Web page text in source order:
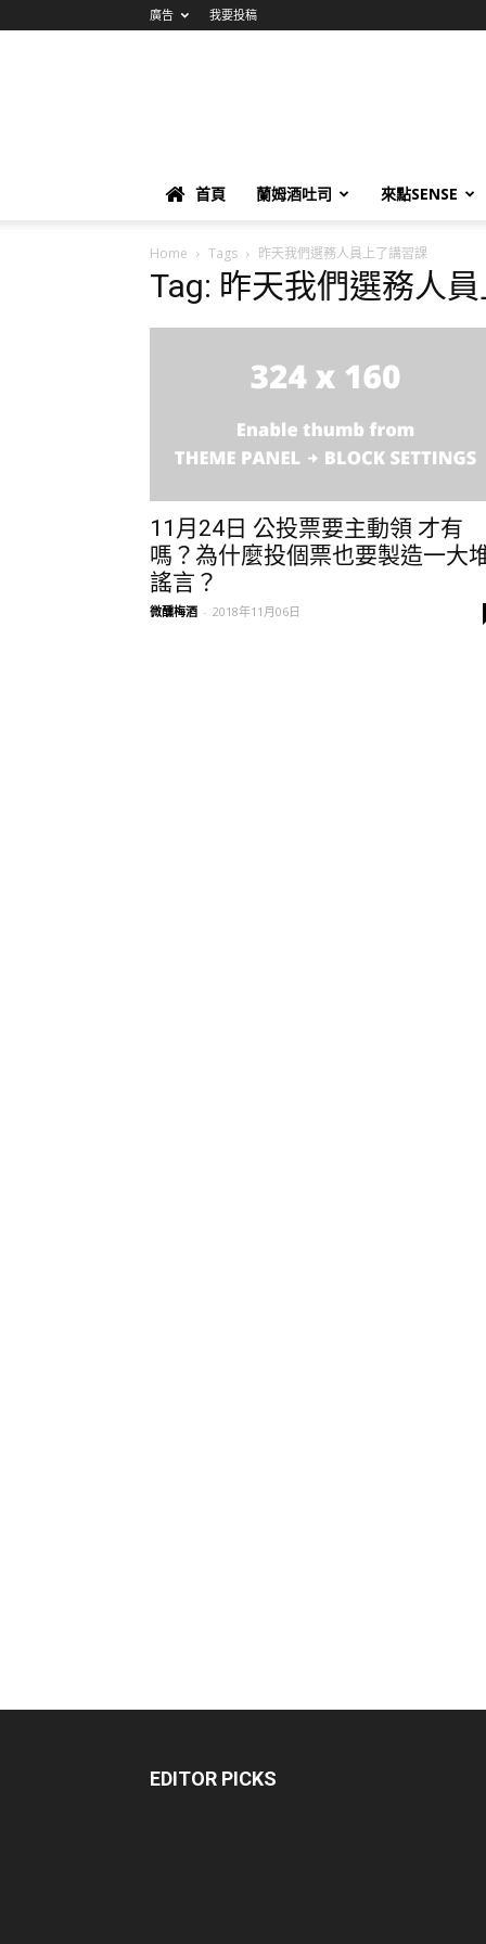
廣告 我要投稿
首頁 蘭姆酒吐司 來點SENSE
Home Tags 昨天我們選務人員上了講習課
Tag: 昨天我們選務人
11月24日 公投票要主動領 才有
嗎？為什麼投個票也要製造一大
謠言？
微醺梅酒 - 2018年11月06日
EDITOR PICKS